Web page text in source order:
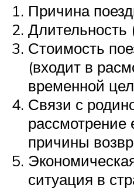
Причина
Длительность
Стоимость
(входит в
временной
Связи с
рассмотрение
причины
ситуация в